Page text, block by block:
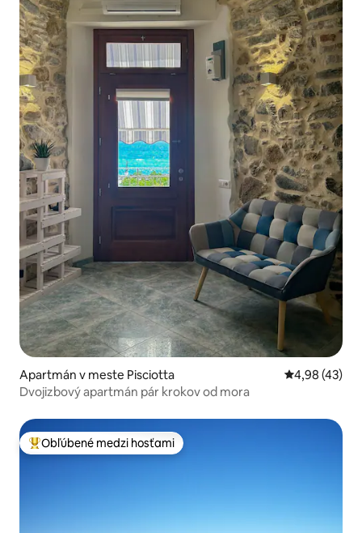
Apartmán v meste Pisciotta Priemerné
4,98 (43)
Dvojizbový apartmán pár krokov od mora
Najobľúbenejšie medzi hosťami
Obľúbené medzi hosťami